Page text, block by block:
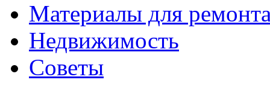
Материалы для
Недвижимость
Советы